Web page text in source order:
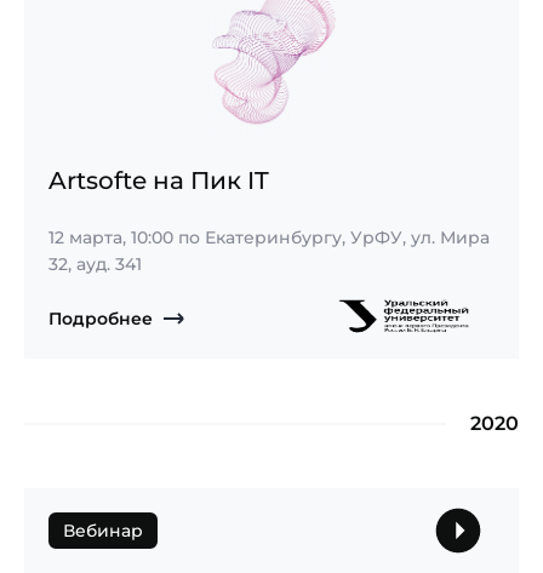
Artsofte на Пик IT
12 марта, 10:00 по Екатеринбургу, УрФУ, ул. Мира
32, ауд. 341
Подробнее
2020
Вебинар